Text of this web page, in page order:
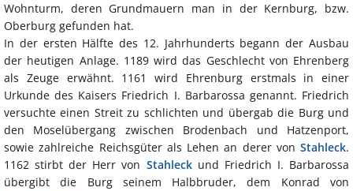
Wohnturm, deren Grundmauern man in der Kernburg, bzw.
Oberburg gefunden hat.
In der ersten Hälfte des 12. Jahrhunderts begann der Ausbau
der heutigen Anlage. 1189 wird das Geschlecht von Ehrenberg
als Zeuge erwähnt. 1161 wird Ehrenburg erstmals in einer
Urkunde des Kaisers Friedrich I. Barbarossa genannt. Friedrich
versuchte einen Streit zu schlichten und übergab die Burg und
den Moselübergang zwischen Brodenbach und Hatzenport,
sowie zahlreiche Reichsgüter als Lehen an derer von Stahleck.
1162 stirbt der Herr von Stahleckund Friedrich I. Barbarossa
übergibt die Burg seinem Halbbruder, dem Konrad von